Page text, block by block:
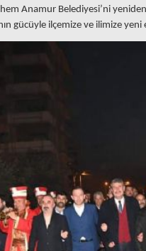
Anamur Belediyesi’ni
gücüyle ilçemize ve ilimize